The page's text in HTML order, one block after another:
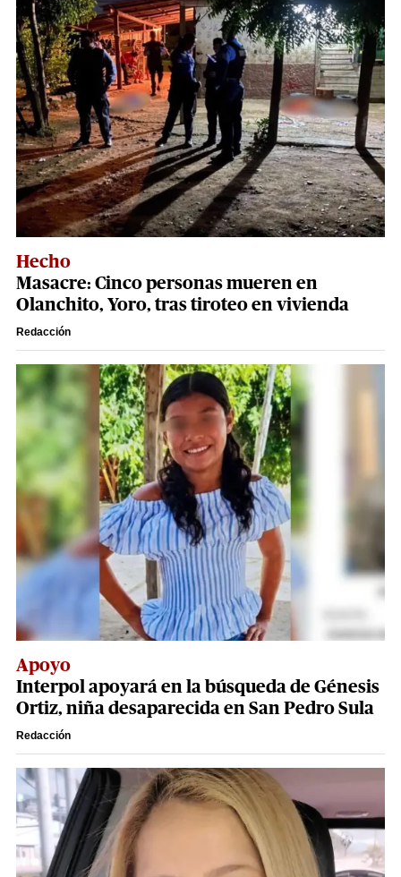
Hecho
Masacre: Cinco personas mueren en
Olanchito, Yoro, tras tiroteo en vivienda
Redacción
Apoyo
Interpol apoyará en la búsqueda de Génesis
Ortiz, niña desaparecida en San Pedro Sula
Redacción